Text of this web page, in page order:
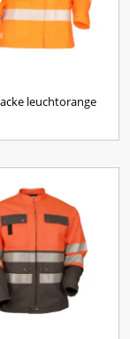
leuchtorange